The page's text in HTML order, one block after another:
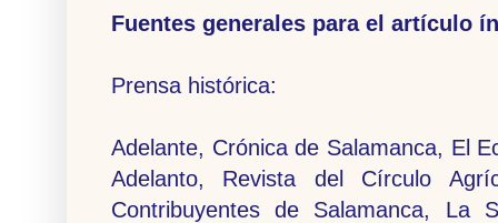
Fuentes generales para el artículo
Prensa histórica:
Adelante, Crónica de Salamanca, El
Adelanto, Revista del Círculo
Contribuyentes de Salamanca, La